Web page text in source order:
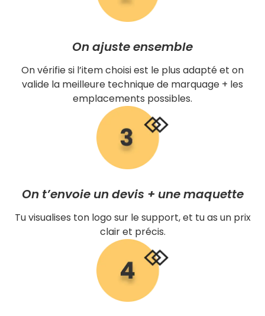
On ajuste ensemble
On vérifie si l’item choisi est le plus adapté et on
valide la meilleure technique de marquage + les
emplacements possibles.
On t’envoie un devis + une maquette
Tu visualises ton logo sur le support, et tu as un prix
clair et précis.